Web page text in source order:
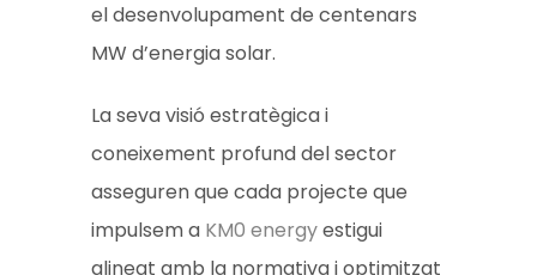
el desenvolupament de centenars
MW d’energia solar.
La seva visió estratègica i
coneixement profund del sector
asseguren que cada projecte que
impulsem a KM0 energyestigui
alineat amb la normativa i optimitzat